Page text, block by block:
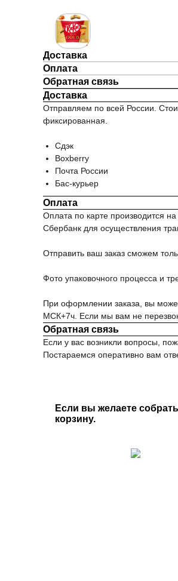
Доставка
Оплата
Обратная связь
Доставка
Отправляем по всей России.
фиксированная.
Сдэк
Boxberry
Почта России
Бас-курьер
Оплата
Оплата по карте производится
Сбербанк для осуществления
Отправить ваш заказ сможем
Фото упаковочного процесса и
При оформлении заказа, вы
МСК+7ч. Если мы вам не
Обратная связь
Если у вас возникли вопросы,
Постараемся оперативно вам
Если вы желаете
корзину.